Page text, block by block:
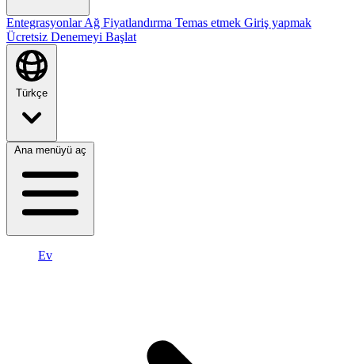
EntegrasyonlarAğ Fiyatlandırma Temas etmek Giriş yapmak
Ücretsiz Denemeyi Başlat
Türkçe
Ana menüyü aç
Ev